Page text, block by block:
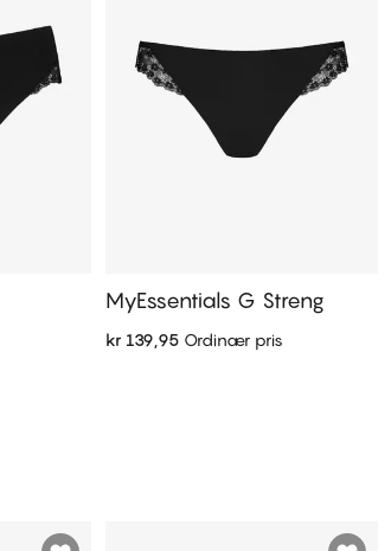
MyEssentials G Streng
kr 139,95Ordinær pris